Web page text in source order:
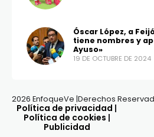
Óscar López, a
tiene nombres y
Ayuso»
19 DE OCTUBRE DE 2024
2026 EnfoqueVe |Derechos
Política de privacidad |
Política de cookies |
Publicidad